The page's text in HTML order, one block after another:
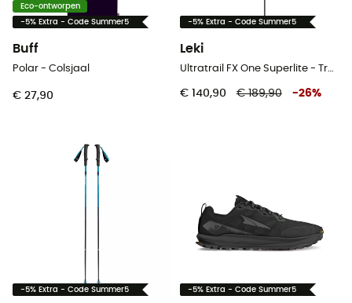
Eco-ontworpen
-5% Extra - Code Summer5
Buff
Polar - Colsjaal
€ 27,90
-5% Extra - Code Summer5
Leki
Ultratrail FX One Superlite - Trailrunningstokken
€ 140,90 € 189,90 -26%
-5% Extra - Code Summer5 -5% Extra - Code Summer5